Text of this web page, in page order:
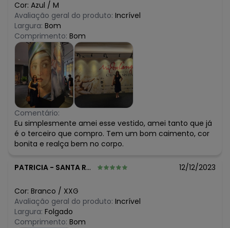
Cor: Azul / M
Avaliação geral do produto: Incrível
Largura: Bom
Comprimento: Bom
Comentário:
Eu simplesmente amei esse vestido, amei tanto que já
é o terceiro que compro. Tem um bom caimento, cor
bonita e realça bem no corpo.
PATRICIA - SANTA ROSA - RS 12/12/2023
Cor: Branco / XXG
Avaliação geral do produto: Incrível
Largura: Folgado
Comprimento: Bom